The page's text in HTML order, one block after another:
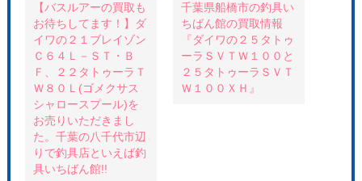
共
有
(
新
し
い
ウ
ィ
ン
ド
ウ
で
開
き
ま
す
)
は
ク
リ
ッ
ク
し
て
く
だ
さ
い
(
新
し
い
ウ
ィ
ン
t
で
共
有
(
新
し
い
ウ
ィ
ン
ド
ウ
で
開
き
ま
【バスルアーの買取も
お待ちしてます！】ダ
イワの２１ブレイゾン
Ｃ６４Ｌ－ＳＴ・Ｂ
Ｆ、２２タトゥーラＴ
Ｗ８０Ｌ(ゴメクサス
シャロースプール)を
お売りいただきまし
た。千葉の八千代市辺
りで釣具店といえば釣
具いちばん館!!
千葉県船橋市の釣具い
ちばん館の買取情報
『ダイワの２５タトゥ
ーラＳＶＴＷ１００と
２５タトゥーラＳＶＴ
Ｗ１００ＸＨ』